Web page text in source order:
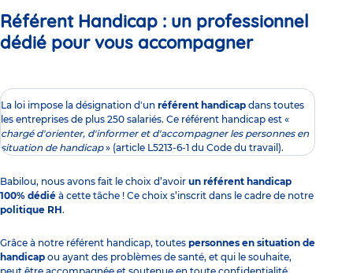
Référent Handicap : un professionnel
dédié pour vous accompagner
La loi impose la désignation d'un référent handicap dans toutes
les entreprises de plus 250 salariés. Ce référent handicap est «
chargé d'orienter, d'informer et d'accompagner les personnes en
situation de handicap» (article L5213-6-1 du Code du travail).
Babilou, nous avons fait le choix d’avoir un référent handicap
100% dédié à cette tâche ! Ce choix s’inscrit dans le cadre de notre
politique RH.
Grâce à notre référent handicap, toutes personnes en situation de
handicap ou ayant des problèmes de santé, et qui le souhaite,